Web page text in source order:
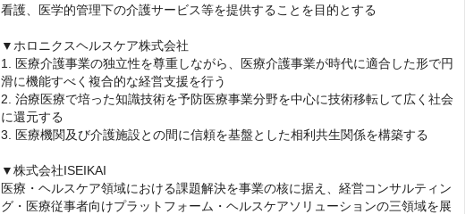
看護、医学的管理下の介護サービス等を提供することを目的とする
▼ホロニクスヘルスケア株式会社
1. 医療介護事業の独立性を尊重しながら、医療介護事業が時代に適合した形で円
滑に機能すべく複合的な経営支援を行う
2. 治療医療で培った知識技術を予防医療事業分野を中心に技術移転して広く社会
に還元する
3. 医療機関及び介護施設との間に信頼を基盤とした相利共生関係を構築する
▼株式会社ISEIKAI
医療・ヘルスケア領域における課題解決を事業の核に据え、経営コンサルティン
グ・医療従事者向けプラットフォーム・ヘルスケアソリューションの三領域を展